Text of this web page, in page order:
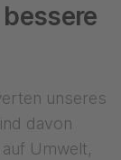
unseres
davon
Umwelt,